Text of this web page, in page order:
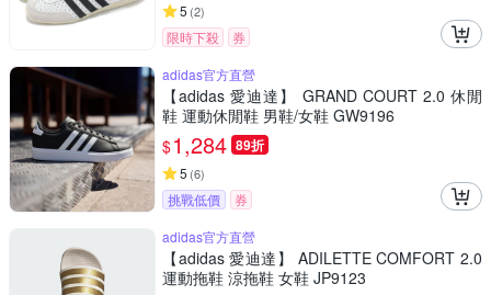
5 (2)
限時下殺
券
adidas官方直營
【adidas 愛迪達】 GRAND COURT 2.0 休閒
鞋 運動休閒鞋 男鞋/女鞋 GW9196
$1,284 89折
5 (6)
挑戰低價
券
adidas官方直營
【adidas 愛迪達】 ADILETTE COMFORT 2.0
運動拖鞋 涼拖鞋 女鞋 JP9123